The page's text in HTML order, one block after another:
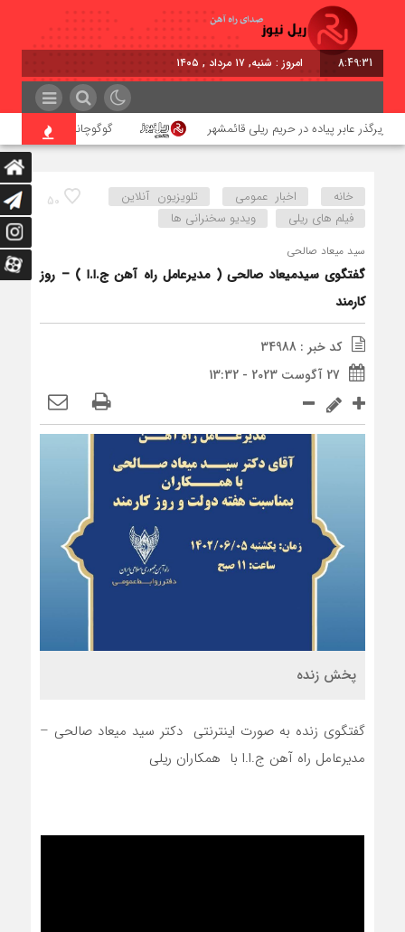
8:49:31 امروز : شنبه, ۱۷ مرداد , ۱۴۰۵
عابر پیاده در حریم ریلی قائمشهر گوگوچانی سکان نیروی
50 خانه اخبار عمومی
تلویزیون آنلاین
فیلم های ریلی
ویدیو سخنرانی ها
سید میعاد صالحی
گفتگوی سیدمیعاد صالحی ( مدیرعامل راه آهن ج.ا.ا ) – روز
کارمند
کد خبر : 34988
27 آگوست 2023 - 13:32
پخش زنده
گفتگوی زنده به صورت اینترنتی دکتر سید میعاد صالحی –
مدیرعامل راه آهن ج.ا.ا با همکاران ریلی